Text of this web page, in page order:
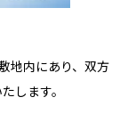
地内にあり、双方
します。